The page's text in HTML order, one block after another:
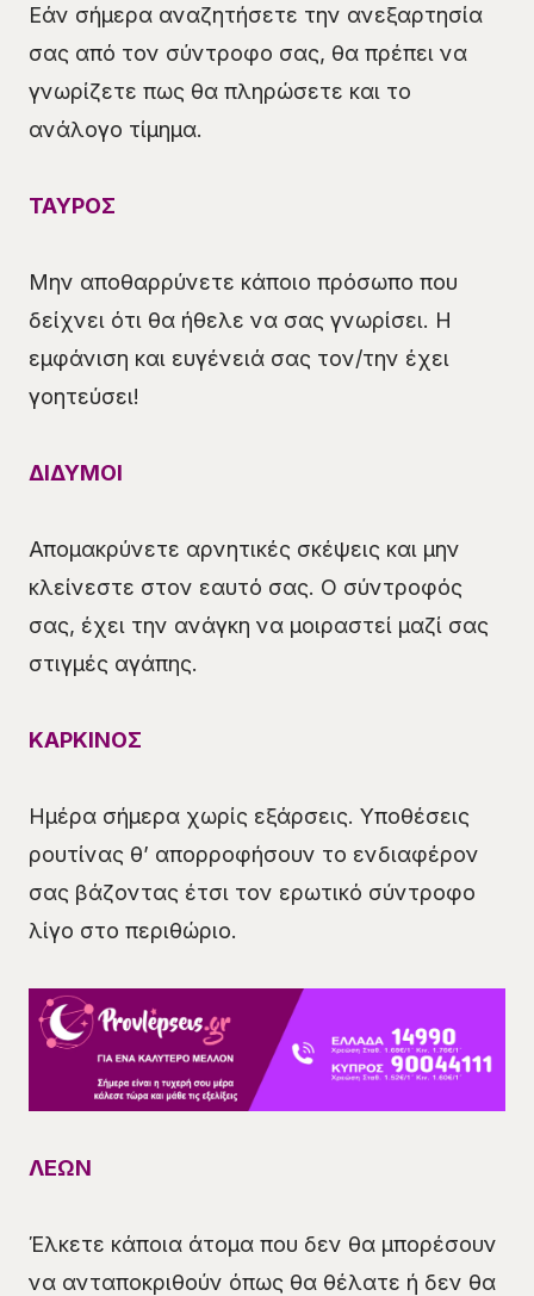
Εάν σήμερα αναζητήσετε την ανεξαρτησία
σας από τον σύντροφο σας, θα πρέπει να
γνωρίζετε πως θα πληρώσετε και το
ανάλογο τίμημα.
ΤΑΥΡΟΣ
Μην αποθαρρύνετε κάποιο πρόσωπο που
δείχνει ότι θα ήθελε να σας γνωρίσει. Η
εμφάνιση και ευγένειά σας τον/την έχει
γοητεύσει!
ΔΙΔΥΜΟΙ
Απομακρύνετε αρνητικές σκέψεις και μην
κλείνεστε στον εαυτό σας. Ο σύντροφός
σας, έχει την ανάγκη να μοιραστεί μαζί σας
στιγμές αγάπης.
ΚΑΡΚΙΝΟΣ
Ημέρα σήμερα χωρίς εξάρσεις. Υποθέσεις
ρουτίνας θ’ απορροφήσουν το ενδιαφέρον
σας βάζοντας έτσι τον ερωτικό σύντροφο
λίγο στο περιθώριο.
ΛΕΩΝ
Έλκετε κάποια άτομα που δεν θα μπορέσουν
να ανταποκριθούν όπως θα θέλατε ή δεν θα